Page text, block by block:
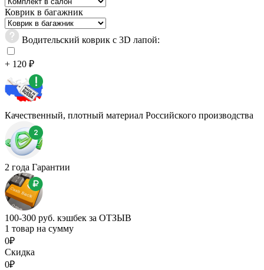
Коврик в багажник
Водительский коврик с 3D лапой:
+ 120 ₽
Качественный, плотный материал Российского производства
2 года Гарантии
100-300 руб. кэшбек за ОТЗЫВ
1 товар на сумму
0₽
Скидка
0₽